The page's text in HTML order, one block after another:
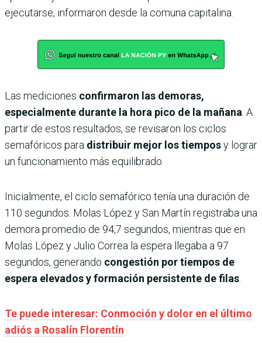
ejecutarse, informaron desde la comuna capitalina.
Las mediciones confirmaron las demoras,
especialmente durante la hora pico de la mañana . A
partir de estos resultados, se revisaron los ciclos
semafóricos para distribuir mejor los tiemposy lograr
un funcionamiento más equilibrado.
Inicialmente, el ciclo semafórico tenía una duración de
110 segundos. Molas López y San Martín registraba una
demora promedio de 94,7 segundos, mientras que en
Molas López y Julio Correa la espera llegaba a 97
segundos, generando congestión por tiempos de
espera elevados y formación persistente de filas
Te puede interesar: Conmoción y dolor en el último
adiós a Rosalín Florentín